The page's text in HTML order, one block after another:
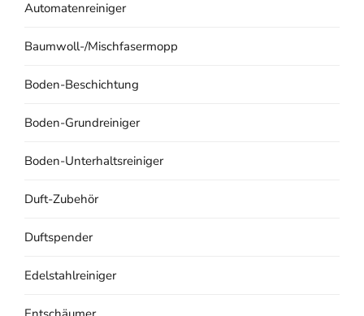
Automatenreiniger
Baumwoll-/Mischfasermopp
Boden-Beschichtung
Boden-Grundreiniger
Boden-Unterhaltsreiniger
Duft-Zubehör
Duftspender
Edelstahlreiniger